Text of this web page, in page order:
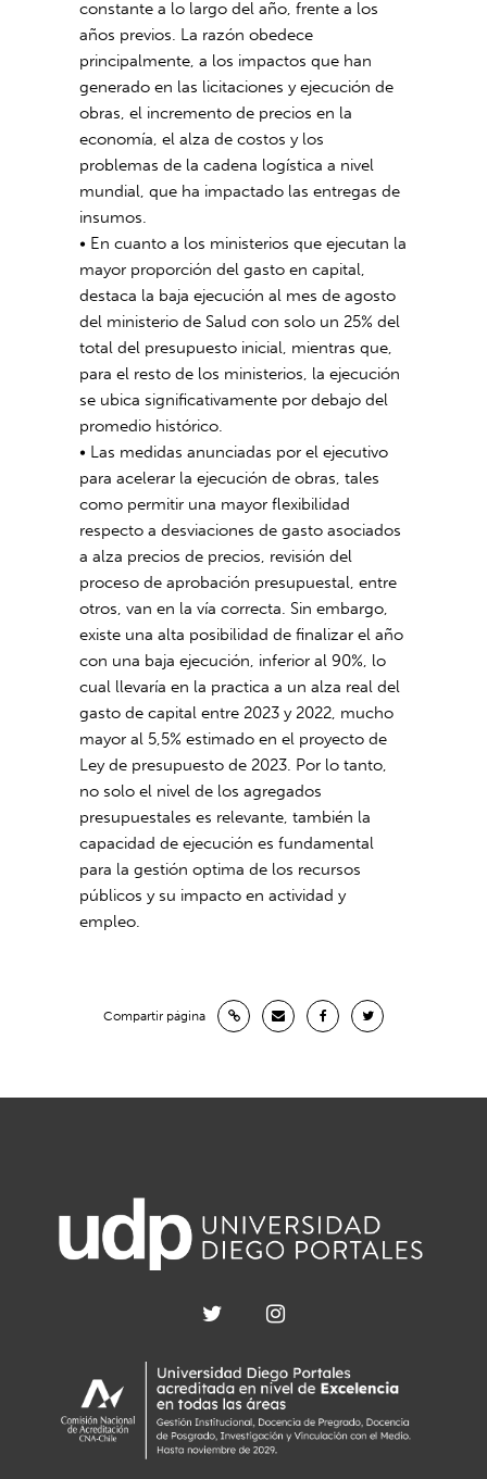
constante a lo largo del año, frente a los
años previos. La razón obedece
principalmente, a los impactos que han
generado en las licitaciones y ejecución de
obras, el incremento de precios en la
economía, el alza de costos y los
problemas de la cadena logística a nivel
mundial, que ha impactado las entregas de
insumos.
• En cuanto a los ministerios que ejecutan la
mayor proporción del gasto en capital,
destaca la baja ejecución al mes de agosto
del ministerio de Salud con solo un 25% del
total del presupuesto inicial, mientras que,
para el resto de los ministerios, la ejecución
se ubica significativamente por debajo del
promedio histórico.
• Las medidas anunciadas por el ejecutivo
para acelerar la ejecución de obras, tales
como permitir una mayor flexibilidad
respecto a desviaciones de gasto asociados
a alza precios de precios, revisión del
proceso de aprobación presupuestal, entre
otros, van en la vía correcta. Sin embargo,
existe una alta posibilidad de finalizar el año
con una baja ejecución, inferior al 90%, lo
cual llevaría en la practica a un alza real del
gasto de capital entre 2023 y 2022, mucho
mayor al 5,5% estimado en el proyecto de
Ley de presupuesto de 2023. Por lo tanto,
no solo el nivel de los agregados
presupuestales es relevante, también la
capacidad de ejecución es fundamental
para la gestión optima de los recursos
públicos y su impacto en actividad y
empleo.
Compartir página